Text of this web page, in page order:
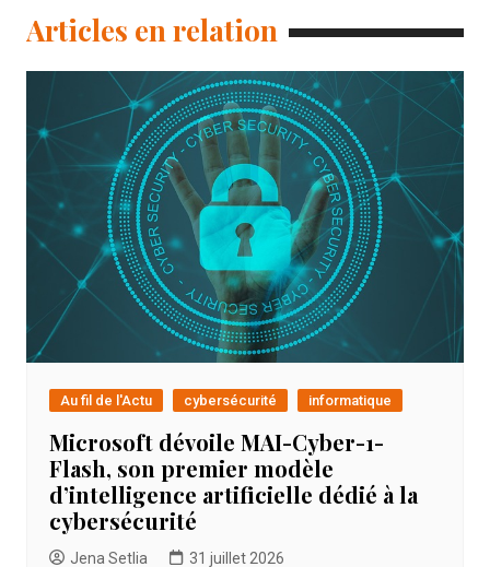
Articles en relation
Au fil de l'Actu cybersécurité informatique
Microsoft dévoile MAI-Cyber-1-
Flash, son premier modèle
d’intelligence artificielle dédié à la
cybersécurité
Jena Setlia 31 juillet 2026